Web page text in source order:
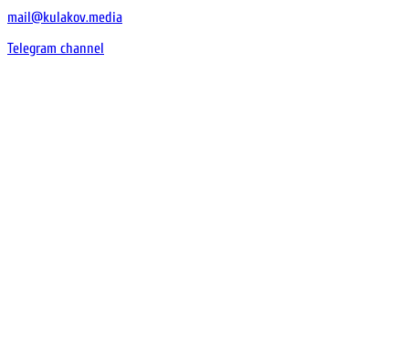
mail@kulakov.media
Telegram channel